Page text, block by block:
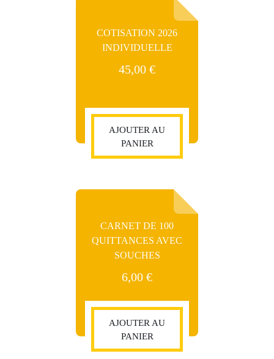
COTISATION 2026
INDIVIDUELLE
45,00 €
AJOUTER AU
PANIER
CARNET DE 100
QUITTANCES AVEC
SOUCHES
6,00 €
AJOUTER AU
PANIER